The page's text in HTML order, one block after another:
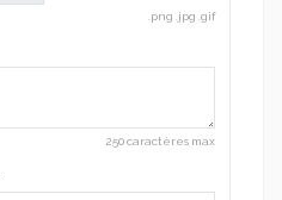
.png .jpg .gif
250 caractères max